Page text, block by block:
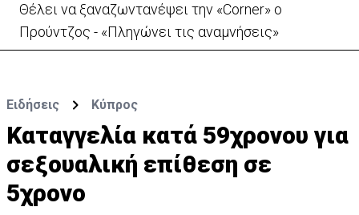
Θέλει να ξαναζωντανέψει την «Corner» o
Προύντζος - «Πληγώνει τις αναμνήσεις»
Ειδήσεις Κύπρος
Καταγγελία κατά 59χρονου για
σεξουαλική επίθεση σε
5χρονο